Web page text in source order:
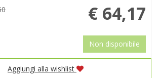
Prezzo
scontato
€ 64,17
Non disponibile
Aggiungi alla wishlist